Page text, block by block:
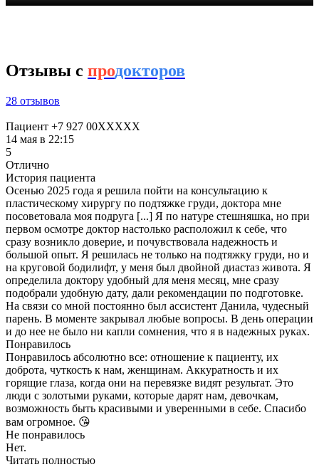
Отзывы с продокторов
28 отзывов
Пациент +7 927 00XXXXX
14 мая в 22:15
5
Отлично
История пациента
Осенью 2025 года я решила пойти на консультацию к
пластическому хирургу по подтяжке груди​, доктора мне
посоветовала моя подруга [...] Я по натуре стешняшка, но при
первом осмотре доктор настолько расположил к себе, что
сразу возникло доверие, и почувствовала надежность и
большой опыт. Я решилась не только на подтяжку груди, но и
на круговой бодилифт, у меня был двойной диастаз живота. Я
определила доктору удобный для меня месяц, мне сразу
подобрали удобную дату, дали рекомендации по подготовке.
На связи со мной постоянно был ассистент Данила, чудесный
парень. В моменте закрывал любые вопросы. В день операции
и до нее не было ни капли сомнения, что я в надежных руках.
Понравилось
Понравилось абсолютно все: отношение к пациенту, их
доброта, чуткость к нам, женщинам. Аккуратность и их
горящие глаза, когда они на перевязке видят результат. Это
люди с золотыми руками, которые дарят нам, девочкам,
возможность быть красивыми и уверенными в себе. Спасибо
вам огромное. 😘
Не понравилось
Нет.
Читать полностью